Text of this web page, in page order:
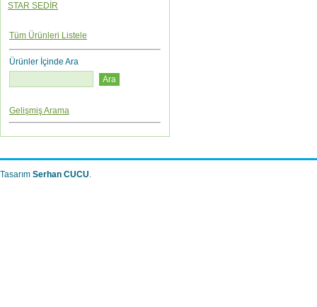
STAR SEDİR
Tüm Ürünleri Listele
Ürünler İçinde Ara
Gelişmiş Arama
Tasarım Serhan CUCU.